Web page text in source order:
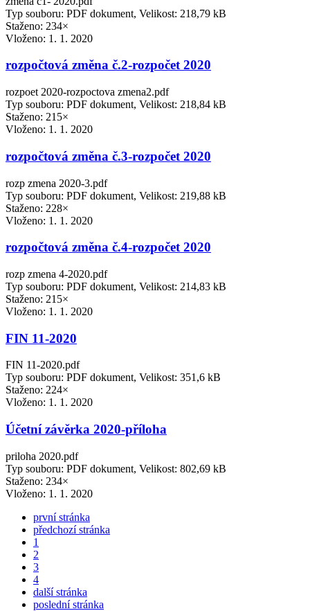
Typ souboru: PDF dokument, Velikost: 218,79 kB
Staženo: 234×
Vloženo: 1. 1. 2020
rozpočtová změna č.2-rozpočet 2020
rozpoet 2020-rozpoctova zmena2.pdf
Typ souboru: PDF dokument, Velikost: 218,84 kB
Staženo: 215×
Vloženo: 1. 1. 2020
rozpočtová změna č.3-rozpočet 2020
rozp zmena 2020-3.pdf
Typ souboru: PDF dokument, Velikost: 219,88 kB
Staženo: 228×
Vloženo: 1. 1. 2020
rozpočtová změna č.4-rozpočet 2020
rozp zmena 4-2020.pdf
Typ souboru: PDF dokument, Velikost: 214,83 kB
Staženo: 215×
Vloženo: 1. 1. 2020
FIN 11-2020
FIN 11-2020.pdf
Typ souboru: PDF dokument, Velikost: 351,6 kB
Staženo: 224×
Vloženo: 1. 1. 2020
Účetní závěrka 2020-příloha
priloha 2020.pdf
Typ souboru: PDF dokument, Velikost: 802,69 kB
Staženo: 234×
Vloženo: 1. 1. 2020
první stránka
předchozí stránka
1
2
3
4
další stránka
poslední stránka